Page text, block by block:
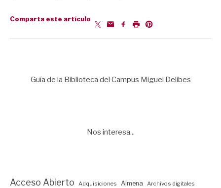
Comparta este artículo
Guía de la Biblioteca del Campus Miguel Delibes
Nos interesa...
Acceso Abierto Adquisiciones Almena Archivos digitales